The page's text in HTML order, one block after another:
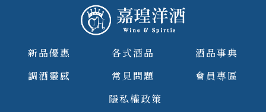
新品優惠 各式酒品
酒品事典
調酒靈感
常見問題
會員專區
隱私權政策